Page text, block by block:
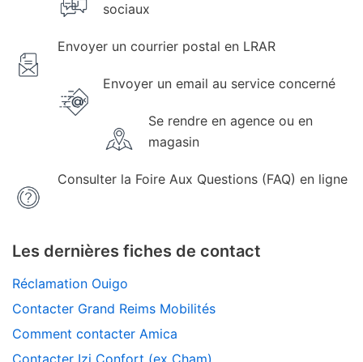
sociaux
Envoyer un courrier postal en LRAR
Envoyer un email au service concerné
Se rendre en agence ou en
magasin
Consulter la Foire Aux Questions (FAQ) en ligne
Les dernières fiches de contact
Réclamation Ouigo
Contacter Grand Reims Mobilités
Comment contacter Amica